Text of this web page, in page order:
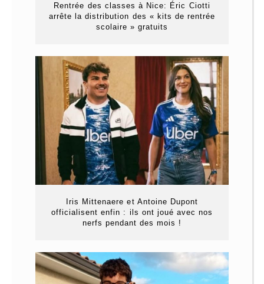
Rentrée des classes à Nice: Éric Ciotti
arrête la distribution des « kits de rentrée
scolaire » gratuits
Iris Mittenaere et Antoine Dupont
officialisent enfin : ils ont joué avec nos
nerfs pendant des mois !